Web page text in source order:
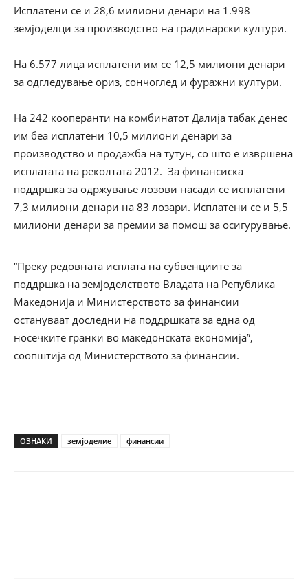
Исплатени се и 28,6 милиони денари на 1.998
земјоделци за производство на градинарски култури.
На 6.577 лица исплатени им се 12,5 милиони денари
за одгледување ориз, сончоглед и фуражни култури.
На 242 кооперанти на комбинатот Далија табак денес
им беа исплатени 10,5 милиони денари за
производство и продажба на тутун, со што е извршена
исплатата на реколтата 2012. За финансиска
поддршка за одржување лозови насади се исплатени
7,3 милиони денари на 83 лозари. Исплатени се и 5,5
милиони денари за премии за помош за осигурување.
“Преку редовната исплата на субвенциите за
поддршка на земјоделството Владата на Република
Македонија и Министерството за финансии
остануваат доследни на поддршката за една од
носечките гранки во македонската економија”,
соопштија од Министерството за финансии.
ОЗНАКИ земјоделие финансии